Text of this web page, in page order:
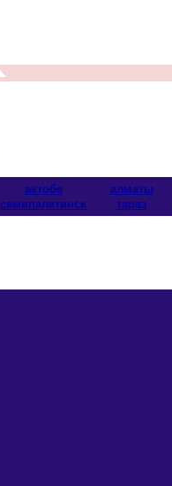
актобе алматы
cемипалатинск
тараз